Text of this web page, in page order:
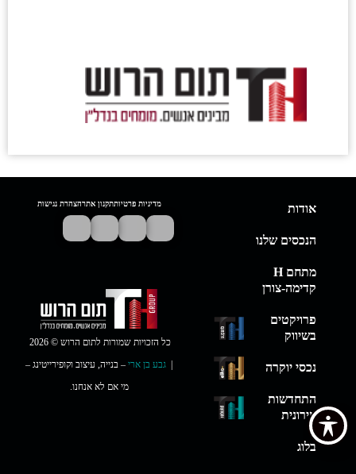
אודות
הנכסים שלנו
מתחם H
קדימה-צורן
פרויקטים
בשיווק
נכסי יוקרה
התחדשות
עירונית
בלוג
מדיניות פרטיותתקנון אתרהצהרת נגישות
כל הזכויות שמורות לתום הרוש © 2026
| גבע בן ארי– בנייה, עיצוב וקופירייטינג –
מי אם לא אנחנו.